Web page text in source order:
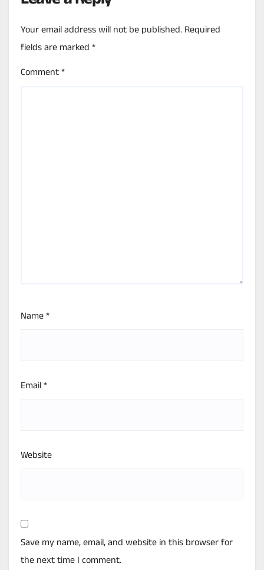
Your email address will not be published.Required
fields are marked*
Comment*
Name*
Email*
Website
Save my name, email, and website in this browser for
the next time I comment.